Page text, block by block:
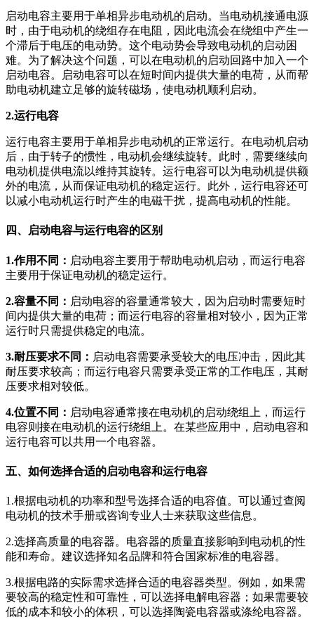
启动电容主要用于单相异步电动机的启动。当电动机接通电源
时，由于电动机的绕组存在电阻，因此电流会在绕组中产生一
个滞后于电压的电动势。这个电动势会导致电动机的启动困
难。为了解决这个问题，可以在电动机的启动回路中加入一个
启动电容。启动电容可以在短时间内提供大量的电荷，从而帮
助电动机建立足够的旋转磁场，使电动机顺利启动。
2.运行电容
运行电容主要用于单相异步电动机的正常运行。在电动机启动
后，由于转子的惯性，电动机会继续旋转。此时，需要继续向
电动机提供电流以维持其旋转。运行电容可以为电动机提供额
外的电流，从而保证电动机的稳定运行。此外，运行电容还可
以减小电动机运行时产生的电磁干扰，提高电动机的性能。
四、启动电容与运行电容的区别
1.作用不同： 启动电容主要用于帮助电动机启动，而运行电容
主要用于保证电动机的稳定运行。
2.容量不同： 启动电容的容量通常较大，因为启动时需要短时
间内提供大量的电荷；而运行电容的容量相对较小，因为正常
运行时只需提供稳定的电流。
3.耐压要求不同： 启动电容需要承受较大的电压冲击，因此其
耐压要求较高；而运行电容只需要承受正常的工作电压，其耐
压要求相对较低。
4.位置不同： 启动电容通常接在电动机的启动绕组上，而运行
电容则接在电动机的运行绕组上。在某些应用中，启动电容和
运行电容可以共用一个电容器。
五、如何选择合适的启动电容和运行电容
1.根据电动机的功率和型号选择合适的电容值。可以通过查阅
电动机的技术手册或咨询专业人士来获取这些信息。
2.选择高质量的电容器。电容器的质量直接影响到电动机的性
能和寿命。建议选择知名品牌和符合国家标准的电容器。
3.根据电路的实际需求选择合适的电容器类型。例如，如果需
要较高的稳定性和可靠性，可以选择电解电容器；如果需要较
低的成本和较小的体积，可以选择陶瓷电容器或涤纶电容器。